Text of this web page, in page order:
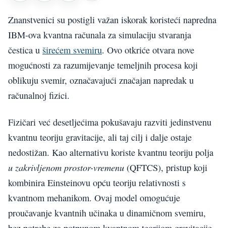
Znanstvenici su postigli važan iskorak koristeći napredna
IBM-ova kvantna računala za simulaciju stvaranja
čestica u širećem svemiru. Ovo otkriće otvara nove
mogućnosti za razumijevanje temeljnih procesa koji
oblikuju svemir, označavajući značajan napredak u
računalnoj fizici.
Fizičari već desetljećima pokušavaju razviti jedinstvenu
kvantnu teoriju gravitacije, ali taj cilj i dalje ostaje
nedostižan. Kao alternativu koriste kvantnu teoriju polja
u zakrivljenom prostor-vremenu (QFTCS), pristup koji
kombinira Einsteinovu opću teoriju relativnosti s
kvantnom mehanikom. Ovaj model omogućuje
proučavanje kvantnih učinaka u dinamičnom svemiru,